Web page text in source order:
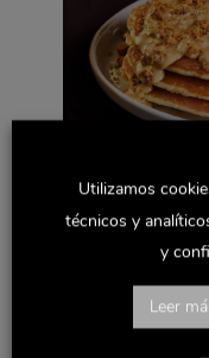
Madrid, 1 de
Utilizamos
técnicos y
y
Leer